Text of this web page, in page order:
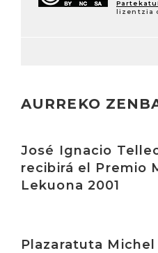
lizentzia
AURREKO
José Ignacio
recibirá el Premio
Lekuona 2001
Plazaratuta